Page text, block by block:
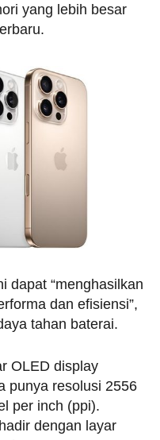
yang lebih besar
dapat “menghasilkan
dan efisiensi”,
tahan baterai.
OLED display
punya resolusi 2556
per inch (ppi).
dengan layar